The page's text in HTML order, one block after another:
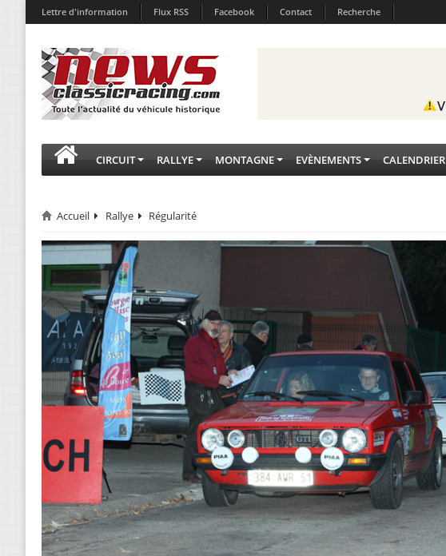
Lettre d'information Flux RSS Facebook Contact Recherche
CIRCUIT RALLYE MONTAGNE EVÈNEMENTS CALENDRIER
Accueil Rallye Régularité